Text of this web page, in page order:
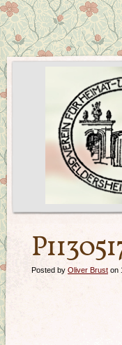
Posted by Oliver Brust on